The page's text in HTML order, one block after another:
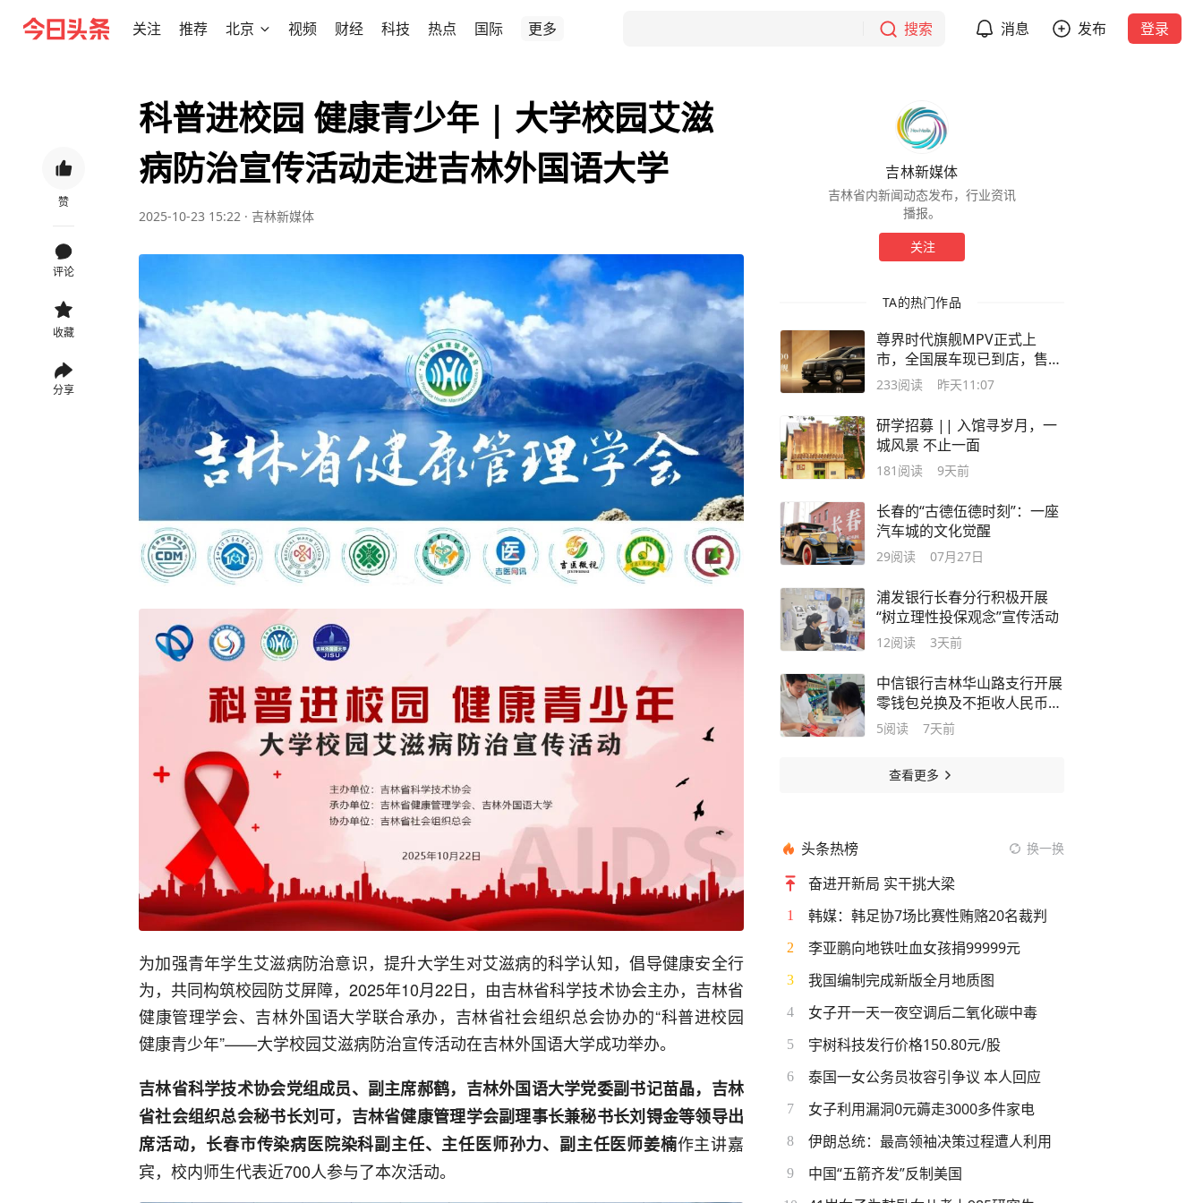
关注 推荐 北京 视频 财经 科技 热点 国际 更多 搜索 消息 发布 登录
赞
评论
收藏
分享
科普进校园 健康青少年 | 大学校园艾滋
病防治宣传活动走进吉林外国语大学
2025-10-23 15:22 · 吉林新媒体
为加强青年学生艾滋病防治意识，提升大学生对艾滋病的科学认知，倡导健康安全行
为，共同构筑校园防艾屏障，2025年10月22日，由吉林省科学技术协会主办，吉林省
健康管理学会、吉林外国语大学联合承办，吉林省社会组织总会协办的“科普进校园
健康青少年”——大学校园艾滋病防治宣传活动在吉林外国语大学成功举办。
吉林省科学技术协会党组成员、副主席郝鹤，吉林外国语大学党委副书记苗晶，吉林
省社会组织总会秘书长刘可，吉林省健康管理学会副理事长兼秘书长刘锝金等领导出
席活动，长春市传染病医院染科副主任、主任医师孙力、副主任医师姜楠作主讲嘉
宾，校内师生代表近700人参与了本次活动。
吉林新媒体
吉林省内新闻动态发布，行业资讯
播报。
关注
TA的热门作品
尊界时代旗舰MPV正式上
市，全国展车现已到店，售价
64.8万元起
233阅读 昨天11:07
研学招募 || 入馆寻岁月，一
城风景 不止一面
181 阅读 9天前
长春的“古德伍德时刻”：一座
汽车城的文化觉醒
29阅读 07月27日
浦发银行长春分行积极开展
“树立理性投保观念”宣传活动
12阅读 3天前
中信银行吉林华山路支行开展
零钱包兑换及不拒收人民币宣
传工作
5阅读 7天前
查看更多
头条热榜 换一换
奋进开新局 实干挑大梁
1 韩媒：韩足协7场比赛性贿赂20名裁判
2 李亚鹏向地铁吐血女孩捐99999元
3 我国编制完成新版全月地质图
4 女子开一天一夜空调后二氧化碳中毒
5 宇树科技发行价格150.80元/股
6 泰国一女公务员妆容引争议 本人回应
7 女子利用漏洞0元薅走3000多件家电
8 伊朗总统：最高领袖决策过程遭人利用
9 中国“五箭齐发”反制美国